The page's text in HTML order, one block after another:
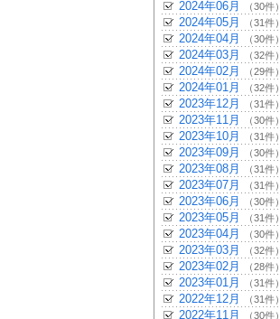
2024年06月 （30件）
2024年05月 （31件）
2024年04月 （30件）
2024年03月 （32件）
2024年02月 （29件）
2024年01月 （32件）
2023年12月 （31件）
2023年11月 （30件）
2023年10月 （31件）
2023年09月 （30件）
2023年08月 （31件）
2023年07月 （31件）
2023年06月 （30件）
2023年05月 （31件）
2023年04月 （30件）
2023年03月 （32件）
2023年02月 （28件）
2023年01月 （31件）
2022年12月 （31件）
2022年11月 （30件）